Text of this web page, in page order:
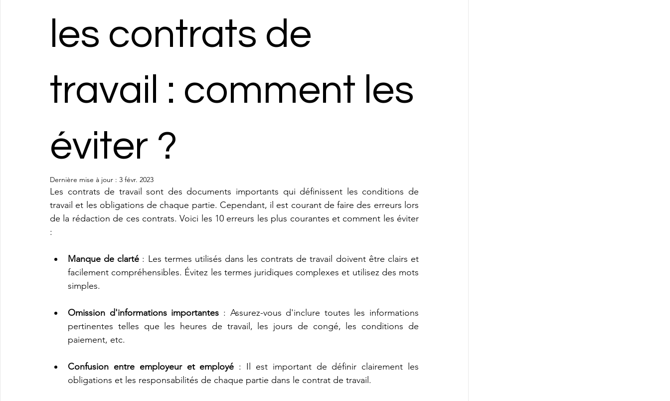
les contrats de
travail : comment les
éviter ?
Dernière mise à jour : 3 févr. 2023
Les contrats de travail sont des documents importants qui définissent les conditions de
travail et les obligations de chaque partie. Cependant, il est courant de faire des erreurs lors
de la rédaction de ces contrats. Voici les 10 erreurs les plus courantes et comment les éviter
:
Manque de clarté : Les termes utilisés dans les contrats de travail doivent être clairs et
facilement compréhensibles. Évitez les termes juridiques complexes et utilisez des mots
simples.
Omission d'informations importantes : Assurez-vous d'inclure toutes les informations
pertinentes telles que les heures de travail, les jours de congé, les conditions de
paiement, etc.
Confusion entre employeur et employé : Il est important de définir clairement les
obligations et les responsabilités de chaque partie dans le contrat de travail.